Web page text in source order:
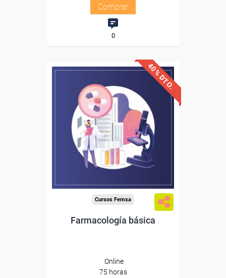
Comprar
0
40% DTO.
Descuentos especiales
Sin requisitos de acceso
Diploma
Cursos Femxa
Farmacología básica
Online
75 horas